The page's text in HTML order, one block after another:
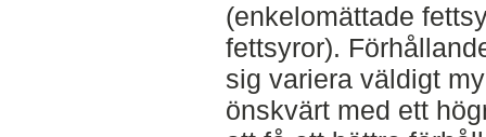
(enkelomättade
fettsyror).
sig variera väldigt
önskvärt med ett